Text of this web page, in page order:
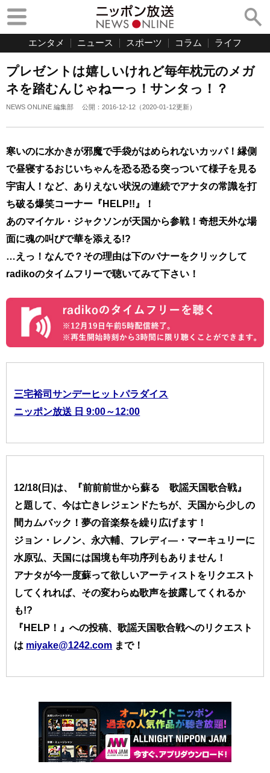
エンタメ ニュース スポーツ コラム ライフ
プレゼントは嬉しいけれど毎年枕元のメガ
ネを踏むんじゃねーっ！サンタっ！？
NEWS ONLINE 編集部 公開： 2016-12-12 （2020-01-12更新）
寒いのに水かきが邪魔で手袋がはめられないカッパ！縁側
で昼寝するおじいちゃんを恐る恐る突っついて様子を見る
宇宙人！など、ありえない状況の連続でアナタの常識を打
ち破る爆笑コーナー『HELP!!』！
あのマイケル・ジャクソンが天国から参戦！奇想天外な場
面に魂の叫びで華を添える!?
…えっ！なんで？その理由は下のバナーをクリックして
radikoのタイムフリーで聴いてみて下さい！
三宅裕司サンデーヒットパラダイス
ニッポン放送 日 9:00～12:00
12/18(日)は、『前前前世から蘇る 歌謡天国歌合戦』
と題して、今は亡きレジェンドたちが、天国から少しの
間カムバック！夢の音楽祭を繰り広げます！
ジョン・レノン、永六輔、フレディ―・マーキュリーに
水原弘、天国には国境も年功序列もありません！
アナタが今一度蘇って欲しいアーティストをリクエスト
してくれれば、その変わらぬ歌声を披露してくれるか
も!?
『HELP！』への投稿、歌謡天国歌合戦へのリクエスト
は miyake@1242.com まで！